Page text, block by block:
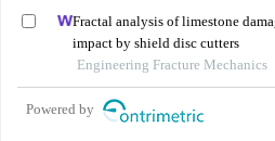
Fractal analysis of limestone
impact by shield disc cutters
Engineering Fracture Mechanics
Powered by